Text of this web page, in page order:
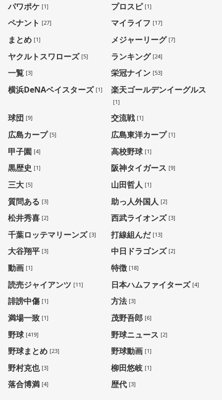
パワポケ [1] プロスピ [1]
ペナント [27] マイライフ [17]
まとめ [1] メジャーリーグ [7]
ヤクルトスワローズ [5] ランキング [24]
一覧 [3] 栄冠ナイン [53]
横浜DeNAベイスターズ [1] 楽天ゴールデンイーグルス
[1]
球団 [9] 交流戦 [1]
広島カープ [5] 広島東洋カープ [1]
甲子園 [4] 高校野球 [1]
黒歴史 [1] 阪神タイガース [9]
三大 [5] 山田哲人 [1]
質問ある [3] 助っ人外国人 [2]
松井秀喜 [2] 西武ライオンズ [3]
千葉ロッテマリーンズ [3] 打線組んだ [13]
大谷翔平 [3] 中日ドラゴンズ [2]
動画 [1] 特徴 [18]
読売ジャイアンツ [11] 日本ハムファイターズ [4]
誹謗中傷 [1] 方法 [3]
満場一致 [1] 茂野吾郎 [6]
野球 [419] 野球ニュース [2]
野球まとめ [23] 野球動画 [1]
野村克也 [3] 柳田悠岐 [1]
落合博満 [4] 歴代 [3]